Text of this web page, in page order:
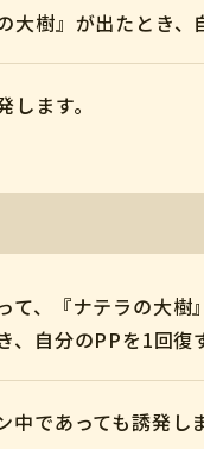
大樹』が出たとき
ます。
て、『ナテラの大
、自分のPPを1回復
であっても誘発しま